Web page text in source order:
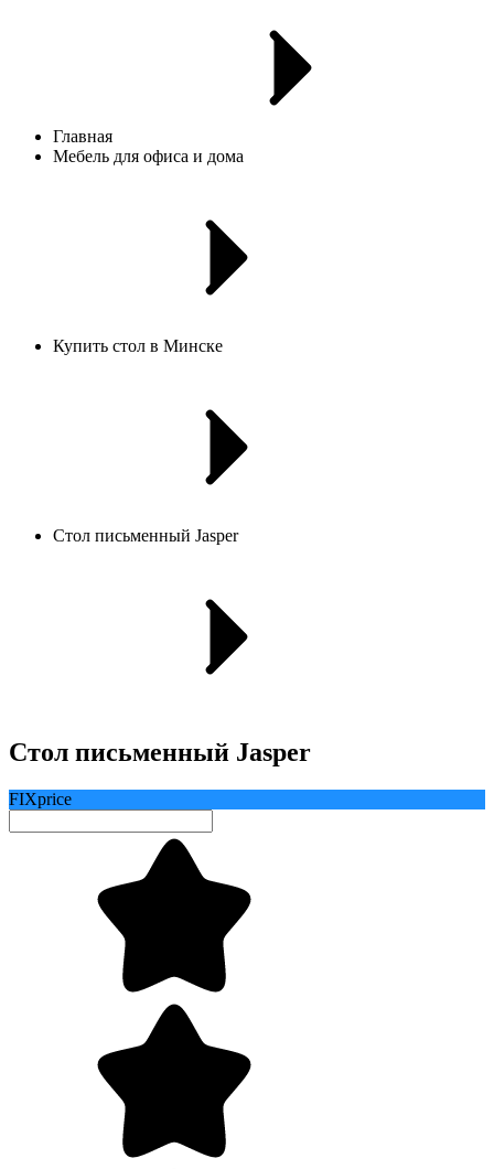
Главная
Мебель для офиса и дома
Купить стол в Минске
Стол письменный Jasper
Стол письменный Jasper
FIXprice